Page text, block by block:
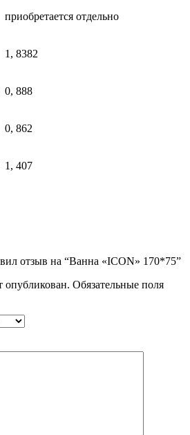
приобретается отдельно
1, 8382
0, 888
0, 862
1, 407
отзыв на “Ванна «ICON» 170*75”
опубликован. Обязательные поля